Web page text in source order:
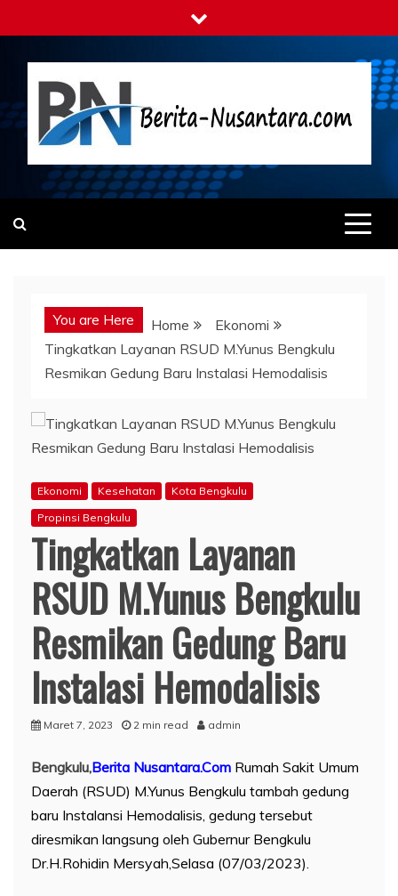
to
content
Berita-nusantara.com
Kabar Nusantara Terpercaya
You are Here Home
Ekonomi
Tingkatkan Layanan RSUD M.Yunus Bengkulu
Resmikan Gedung Baru Instalasi Hemodalisis
Ekonomi Kesehatan
Kota Bengkulu
Propinsi Bengkulu
Tingkatkan Layanan
RSUD M.Yunus Bengkulu
Resmikan Gedung Baru
Instalasi Hemodalisis
Maret 7, 2023 2 min read admin
Bengkulu,Berita Nusantara.Com Rumah Sakit Umum
Daerah (RSUD) M.Yunus Bengkulu tambah gedung
baru Instalansi Hemodalisis, gedung tersebut
diresmikan langsung oleh Gubernur Bengkulu
Dr.H.Rohidin Mersyah,Selasa (07/03/2023).